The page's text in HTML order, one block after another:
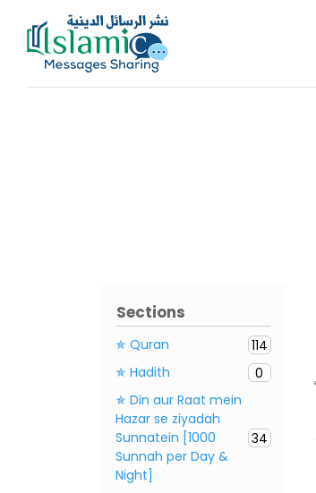
content
Sections
✯ Quran
114
✯ Hadith
0
✯ Din aur Raat mein
Hazar se ziyadah
Sunnatein [1000
Sunnah per Day &
Night]
34